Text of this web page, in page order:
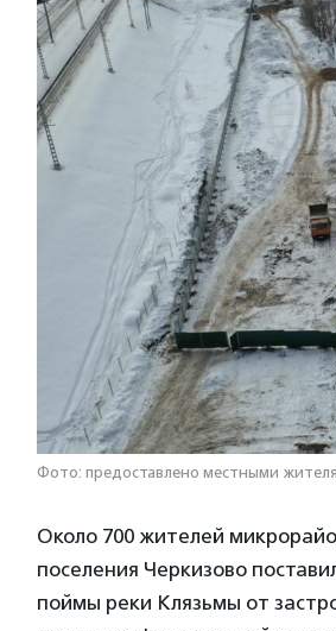
Фото: предоставлено местными
Около 700 жителей
поселения Черкизово
поймы реки Клязьмы от